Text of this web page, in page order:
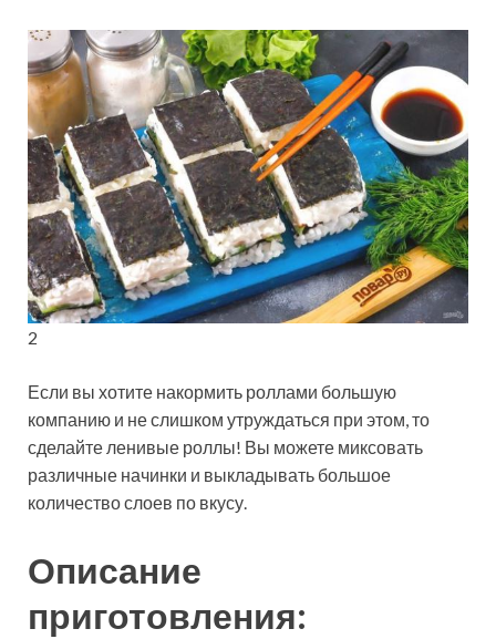
2
Если вы хотите накормить роллами большую
компанию и не слишком утруждаться при этом, то
сделайте ленивые роллы! Вы можете миксовать
различные начинки и выкладывать большое
количество слоев по вкусу.
Описание
приготовления: